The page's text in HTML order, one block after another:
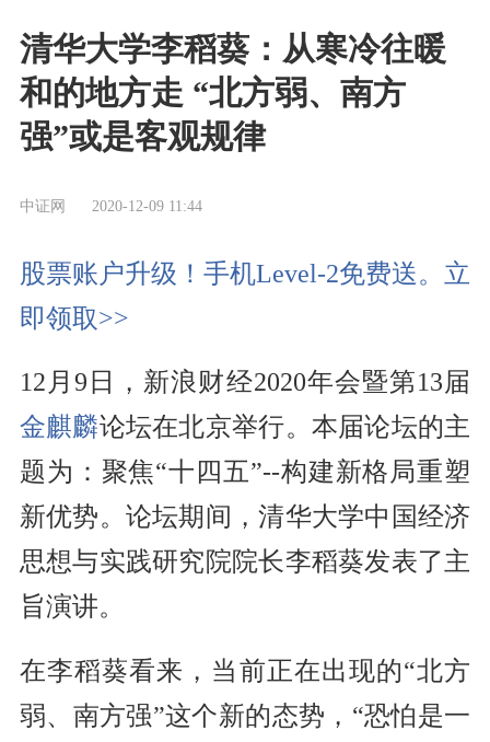
清华大学李稻葵：从寒冷往暖
和的地方走 “北方弱、南方
强”或是客观规律
中证网 2020-12-09 11:44
股票账户升级！手机Level-2免费送。立
即领取>>
12月9日，新浪财经2020年会暨第13届
金麒麟论坛在北京举行。本届论坛的主
题为：聚焦“十四五”--构建新格局重塑
新优势。论坛期间，清华大学中国经济
思想与实践研究院院长李稻葵发表了主
旨演讲。
在李稻葵看来，当前正在出现的“北方
弱、南方强”这个新的态势，“恐怕是一